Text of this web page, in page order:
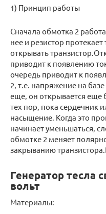
1) Принцип работы
Сначала обмотка 2
нее и резистор
открывать
приводит к появлению
очередь приводит к
2, т.е. напряжение на
еще, он открывается еще
тех пор, пока сердечник
насыщение. Когда это
начинает уменьшаться,
обмотке 2 меняет
закрыванию
Генератор тесла
вольт
Материалы: